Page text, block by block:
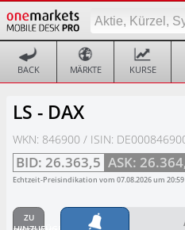
BACK MÄRKTE KURSE
LS - DAX
WKN: 846900 / ISIN:
BID:26.363,5 ASK:
Echtzeit-Preisindikation vom 07.08.2026um 20:59